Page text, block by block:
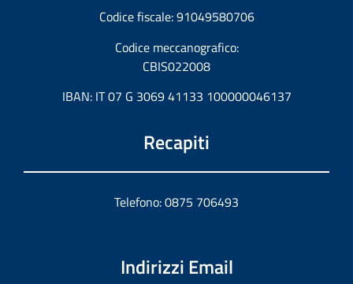
Codice fiscale: 91049580706
Codice meccanografico:
CBIS022008
IBAN: IT 07 G 3069 41133 100000046137
Recapiti
Telefono: 0875 706493
Indirizzi Email